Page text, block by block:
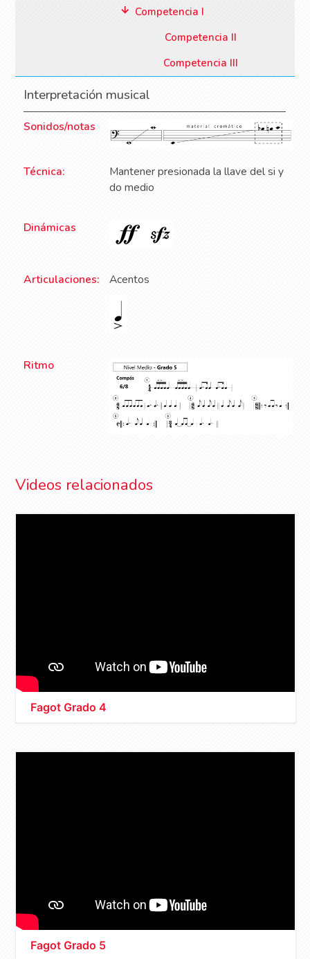
Competencia I
Competencia II
Competencia III
Interpretación musical
Sonidos/notas
Técnica:
Mantener presionada la llave del si y
do medio
Dinámicas
Articulaciones: Acentos
Ritmo
Videos relacionados
Fagot Grado 4
Fagot Grado 5